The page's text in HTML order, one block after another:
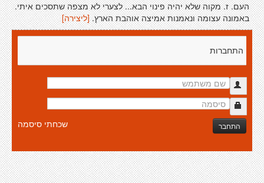
העם. ז. מקוה שלא יהיה פינוי הבא... לצערי לא מצפה שתסכים איתי.
באמונה עצומה ונאמנות אמיצה אוהבת הארץ.[ליצירה]
התחברות
התחבר שכחתי סיסמה